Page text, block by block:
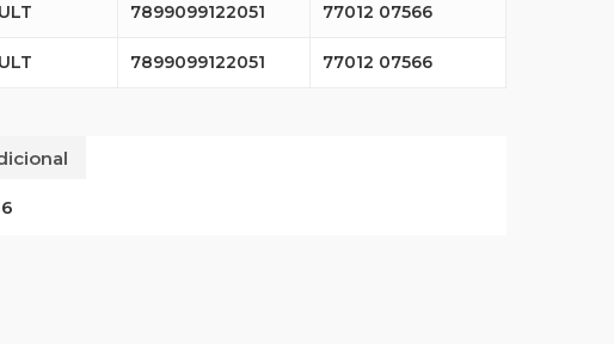
7899099122051 77012 07566
7899099122051 77012 07566